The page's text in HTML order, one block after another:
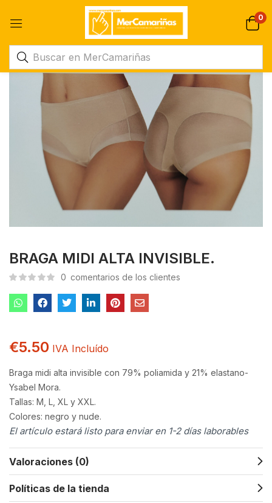
0
BRAGA MIDI ALTA INVISIBLE.
0 comentarios de los clientes
€5.50 IVA Incluído
Braga midi alta invisible con 79% poliamida y 21% elastano-
Ysabel Mora.
Tallas: M, L, XL y XXL.
Colores: negro y nude.
El artículo estará listo para enviar en 1-2 días laborables
Valoraciones (0)
Políticas de la tienda